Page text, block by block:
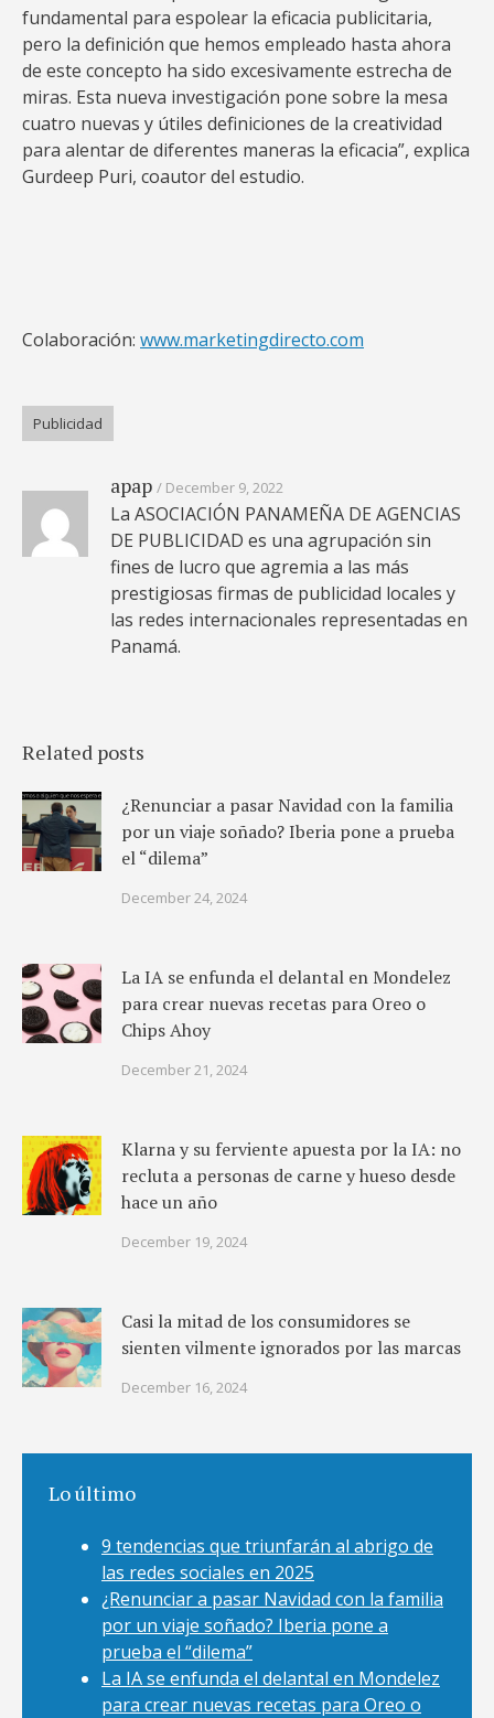
fundamental para espolear la eficacia publicitaria,
pero la definición que hemos empleado hasta ahora
de este concepto ha sido excesivamente estrecha de
miras. Esta nueva investigación pone sobre la mesa
cuatro nuevas y útiles definiciones de la creatividad
para alentar de diferentes maneras la eficacia”, explica
Gurdeep Puri, coautor del estudio.
Colaboración: www.marketingdirecto.com
Publicidad
apap December 9, 2022
La ASOCIACIÓN PANAMEÑA DE AGENCIAS
DE PUBLICIDAD es una agrupación sin
fines de lucro que agremia a las más
prestigiosas firmas de publicidad locales y
las redes internacionales representadas en
Panamá.
Related posts
¿Renunciar a pasar Navidad con la familia
por un viaje soñado? Iberia pone a prueba
el “dilema”
December 24, 2024
La IA se enfunda el delantal en Mondelez
para crear nuevas recetas para Oreo o
Chips Ahoy
December 21, 2024
Klarna y su ferviente apuesta por la IA: no
recluta a personas de carne y hueso desde
hace un año
December 19, 2024
Casi la mitad de los consumidores se
sienten vilmente ignorados por las marcas
December 16, 2024
Lo último
9 tendencias que triunfarán al abrigo de
las redes sociales en 2025
¿Renunciar a pasar Navidad con la familia
por un viaje soñado? Iberia pone a
prueba el “dilema”
La IA se enfunda el delantal en Mondelez
para crear nuevas recetas para Oreo o